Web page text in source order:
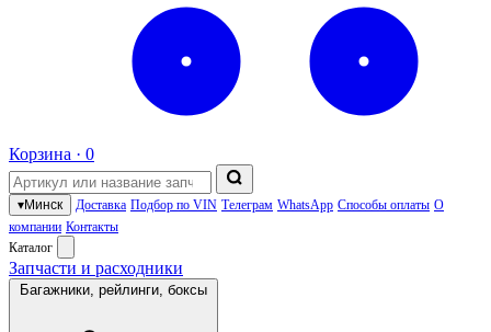
Корзина · 0
▾Минск Доставка Подбор по VIN Телеграм WhatsApp Способы оплаты О
компании Контакты
Каталог
Запчасти и расходники
Багажники, рейлинги, боксы